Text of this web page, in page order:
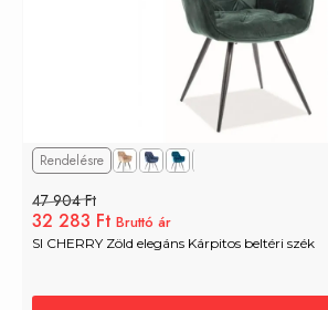
Rendelésre
47 904 Ft
32 283 Ft Bruttó ár
SI CHERRY Zöld elegáns Kárpitos beltéri szék